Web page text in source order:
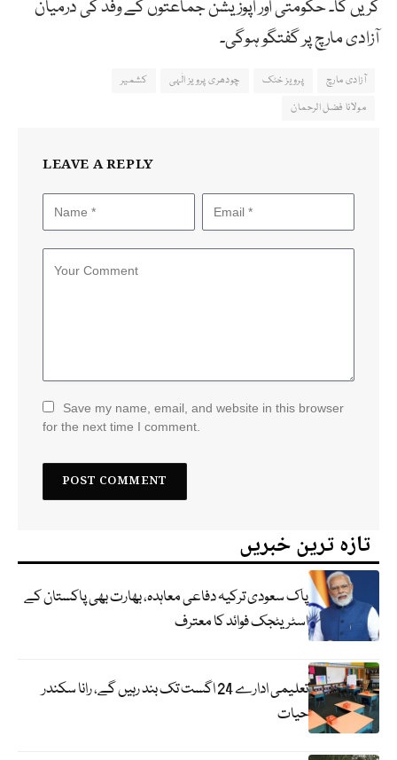
کریں گا۔ حکومتی اور اپوزیشن جماعتوں کے وفد کی درمیان
آزادی مارچ پر گفتگو ہوگی۔
آزادی مارچ پرویز خٹک چودھری پرویز الٰہی
کشمیر
مولانا فضل الرحمان
LEAVE A REPLY
Save my name, email, and website in this browser
for the next time I comment.
تازہ ترین خبریں
پاک سعودی ترکیہ دفاعی معاہدہ، بھارت بھی پاکستان کے
اسٹریٹجک فوائد کا معترف
تعلیمی ادارے 24 اگست تک بند رہیں گے، رانا سکندر
حیات